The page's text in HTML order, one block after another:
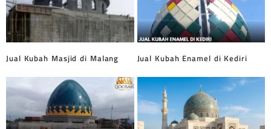
Jual Kubah Masjid di Malang Jual Kubah Enamel di Kediri